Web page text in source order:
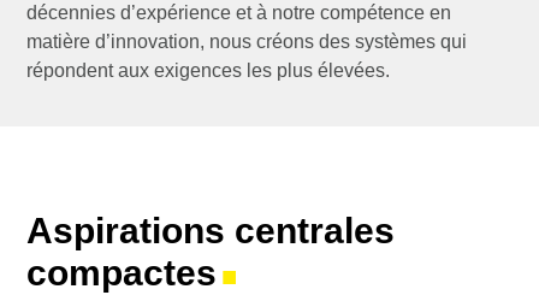
décennies d’expérience et à notre compétence en
matière d’innovation, nous créons des systèmes qui
répondent aux exigences les plus élevées.
Aspirations centrales
compactes ■